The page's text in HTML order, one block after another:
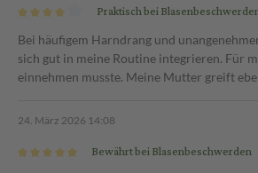
Praktisch bei
Bei häufigem Harndrang und
sich gut in meine Routine integrieren. Für
einnehmen musste. Meine Mutter greift
24. März 2026 14:08
Bewährt bei Blasenbeschwerden